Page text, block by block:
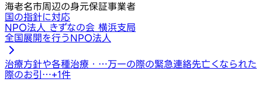
海老名市周辺の身元保証事業者
国の指針に対応
NPO法人 きずなの会 横浜支局
全国展開を行うNPO法人
治療方針や各種治療・…万一の際の緊急連絡先亡くなられた
際のお引…+1件